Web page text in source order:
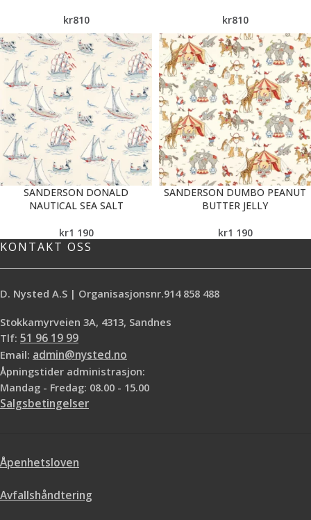
kr810 kr810
SANDERSON DONALD
NAUTICAL SEA SALT
kr1 190
SANDERSON DUMBO PEANUT
BUTTER JELLY
kr1 190
KONTAKT OSS
D. Nysted A.S | Organisasjonsnr.914 858 488
Stokkamyrveien 3A, 4313, Sandnes
Tlf: 51 96 19 99
Email: admin@nysted.no
Åpningstider administrasjon:
Mandag - Fredag: 08.00 - 15.00
Salgsbetingelser
Åpenhetsloven
Avfallshåndtering